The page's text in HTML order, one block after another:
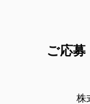
ご応募
株